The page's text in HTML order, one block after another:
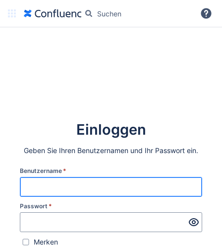
Weitere Informationen
Einloggen
Geben Sie Ihren Benutzernamen und Ihr Passwort ein.
Benutzername *
Passwort *
Merken